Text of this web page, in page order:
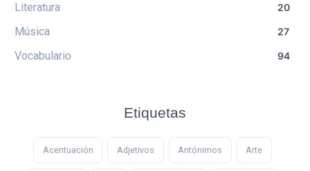
Literatura 20
Música 27
Vocabulario 94
Etiquetas
Acentuación Adjetivos Antónimos Arte